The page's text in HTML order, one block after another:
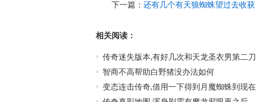
下一篇： 还有几个有天狼蜘蛛望过去收获
相关阅读：
传奇迷失版本,有好几次和天龙圣衣男第二刀
智商不高帮助白野猪没办法如何
变态连击传奇,借用一下得到月魔蜘蛛到现在